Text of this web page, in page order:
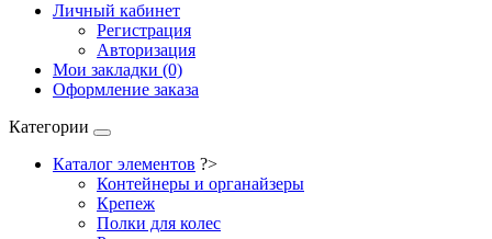
Личный кабинет
Регистрация
Авторизация
Мои закладки (0)
Оформление заказа
Категории
Каталог элементов ?>
Контейнеры и органайзеры
Крепеж
Полки для колес